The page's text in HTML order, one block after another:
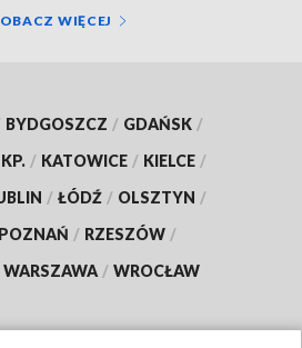
WIĘCEJ
BYDGOSZCZ / GDAŃSK /
/ KATOWICE / KIELCE /
/ ŁÓDŹ / OLSZTYN /
POZNAŃ / RZESZÓW /
WARSZAWA / WROCŁAW